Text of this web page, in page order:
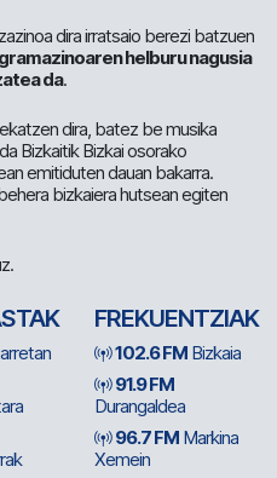
dira irratsaio berezi batzuen
helburu nagusia
da.
dira, batez be musika
Bizkaitik Bizkai osorako
emitiduten dauan bakarra.
bizkaiera hutsean egiten
FREKUENTZIAK
102.6 FM Bizkaia
91.9 FM
Durangaldea
96.7 FM Markina
Xemein